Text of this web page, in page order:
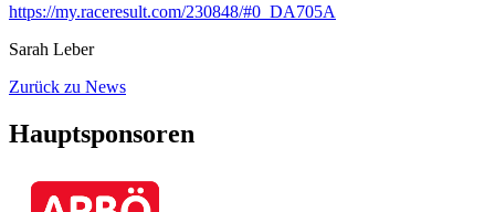
https://my.raceresult.com/230848/#0_DA705A
Sarah Leber
Zurück zu News
Hauptsponsoren